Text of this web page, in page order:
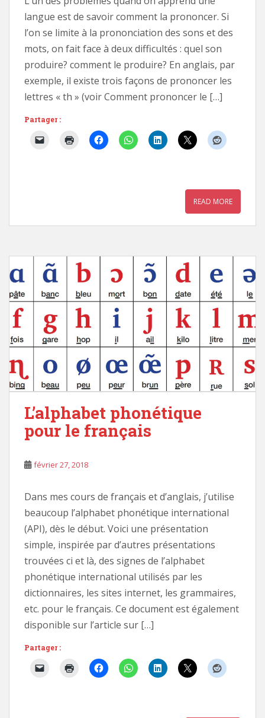
langue est de savoir comment la prononcer. Si
l’on se limite à la prononciation des sons et des
mots, on fait face à deux difficultés : quel son
produire? comment le produire? En anglais, par
exemple, il existe trois façons de prononcer les
lettres « th » (voir Comment prononcer le […]
Partager :
READ MORE
L’alphabet phonétique
pour le français
février 27, 2018
Dans mes cours de français et d’anglais, j’utilise
beaucoup l’alphabet phonétique international
(API), dès le début. Voici une présentation
simple, inspirée par d’autres présentations
trouvées ci et là, des signes de l’alphabet
phonétique international utilisés par les
dictionnaires, les sites internet, les grammaires,
etc. pour le français. Ce document est également
disponible sur l’article sur […]
Partager :